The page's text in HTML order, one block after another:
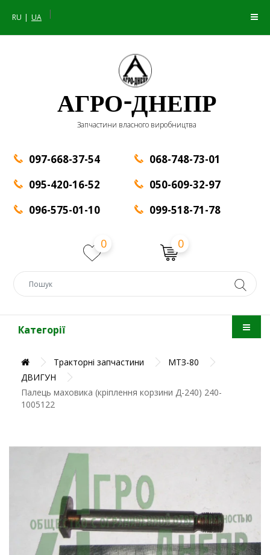
RU UA |
АГРО-ДНЕПР
Запчастини власного виробництва
097-668-37-54
095-420-16-52
096-575-01-10
068-748-73-01
050-609-32-97
099-518-71-78
0 0
Категорії
Тракторні запчастини
МТЗ-80
ДВИГУН
Палець маховика (кріплення корзини Д-240) 240-
1005122